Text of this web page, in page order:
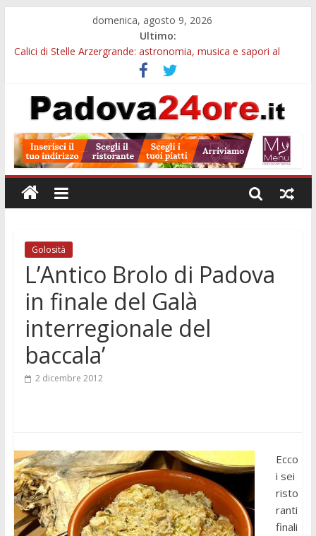
domenica, agosto 9, 2026
Ultimo:
Calici di Stelle Arzergrande: astronomia, musica e sapori al
Campo San Martino, il Museo della civiltà contadina apre gratis
durante la sagra
Notizie di Padova alle ore 10: Notte del Volo sold out, Tribano
Teatro per famiglie a Loreggia, la Bella Addormentata arriva
sul palco domenica sera
Restauro 2026, chiuse le domande: 2,5 milioni per formare
nuove competenze in Veneto
Golosità
L’Antico Brolo di Padova
in finale del Galà
interregionale del
baccala’
2 dicembre 2012
Ecco
i sei
risto
ranti
finali